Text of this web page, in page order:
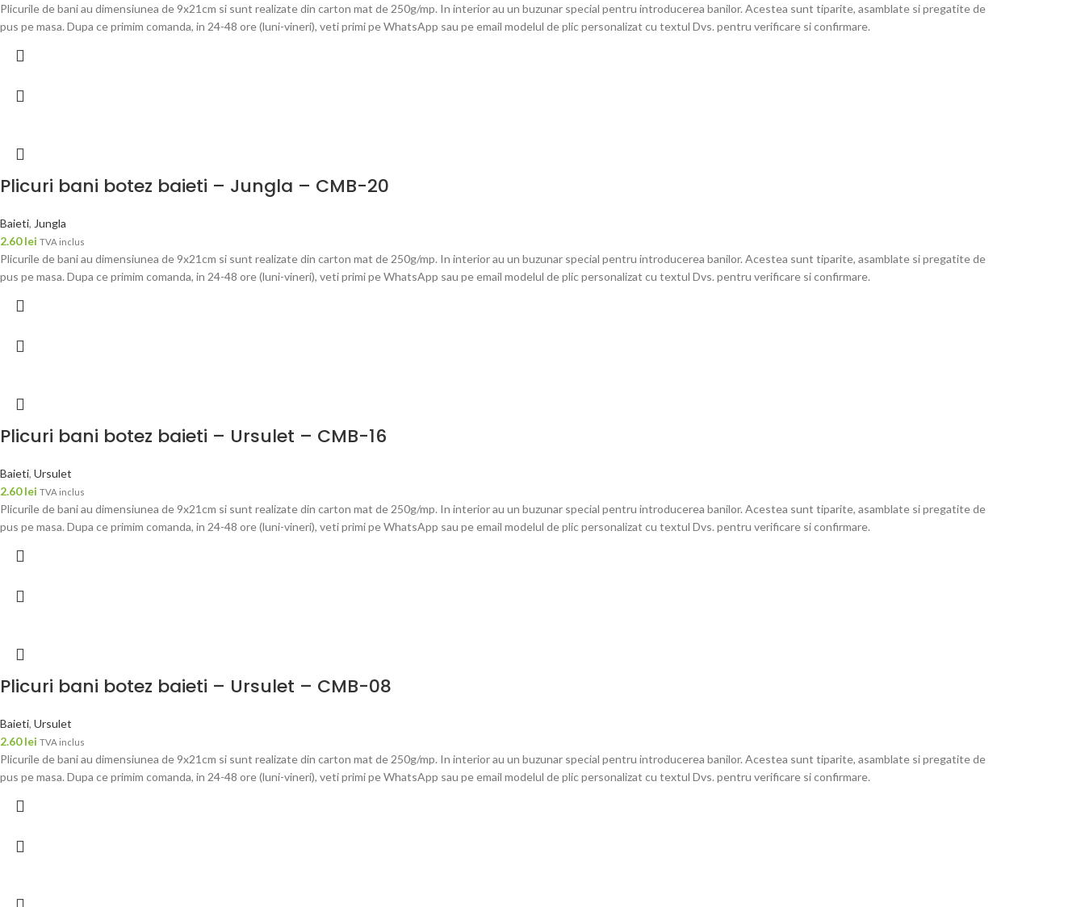
Plicurile de bani au dimensiunea de 9x21cm si sunt realizate din carton mat de 250g/mp. In interior au un buzunar special pentru introducerea banilor. Acestea sunt tiparite, asamblate si pregatite de
pus pe masa. Dupa ce primim comanda, in 24-48 ore (luni-vineri), veti primi pe WhatsApp sau pe email modelul de plic personalizat cu textul Dvs. pentru verificare si confirmare.
Plicuri bani botez baieti – Jungla – CMB-20
Baieti, Jungla
2.60lei TVA inclus
Plicurile de bani au dimensiunea de 9x21cm si sunt realizate din carton mat de 250g/mp. In interior au un buzunar special pentru introducerea banilor. Acestea sunt tiparite, asamblate si pregatite de
pus pe masa. Dupa ce primim comanda, in 24-48 ore (luni-vineri), veti primi pe WhatsApp sau pe email modelul de plic personalizat cu textul Dvs. pentru verificare si confirmare.
Plicuri bani botez baieti – Ursulet – CMB-16
Baieti, Ursulet
2.60lei TVA inclus
Plicurile de bani au dimensiunea de 9x21cm si sunt realizate din carton mat de 250g/mp. In interior au un buzunar special pentru introducerea banilor. Acestea sunt tiparite, asamblate si pregatite de
pus pe masa. Dupa ce primim comanda, in 24-48 ore (luni-vineri), veti primi pe WhatsApp sau pe email modelul de plic personalizat cu textul Dvs. pentru verificare si confirmare.
Plicuri bani botez baieti – Ursulet – CMB-08
Baieti, Ursulet
2.60lei TVA inclus
Plicurile de bani au dimensiunea de 9x21cm si sunt realizate din carton mat de 250g/mp. In interior au un buzunar special pentru introducerea banilor. Acestea sunt tiparite, asamblate si pregatite de
pus pe masa. Dupa ce primim comanda, in 24-48 ore (luni-vineri), veti primi pe WhatsApp sau pe email modelul de plic personalizat cu textul Dvs. pentru verificare si confirmare.